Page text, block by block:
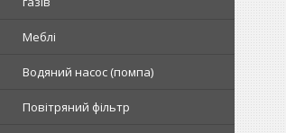
Меблі
Водяний насос (помпа)
Повітряний фільтр